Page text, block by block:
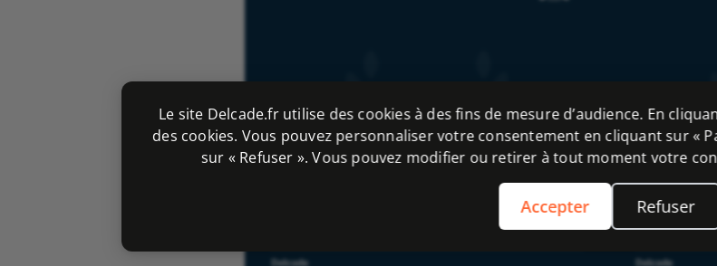
Le site Delcade.fr utilise des cookies à des fins de mesure d’audience. En
des cookies. Vous pouvez personnaliser votre consentement en cliquant sur «
sur « Refuser ». Vous pouvez modifier ou retirer à tout moment votre
Accepter Refuser